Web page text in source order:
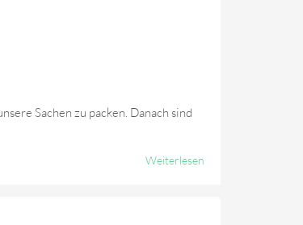
Sachen zu packen. Danach sind
Weiterlesen